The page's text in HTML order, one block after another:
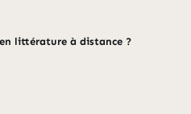
littérature à distance ?